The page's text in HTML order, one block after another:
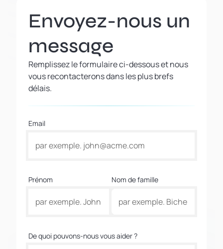
Envoyez-nous un
message
Remplissez le formulaire ci-dessous et nous
vous recontacterons dans les plus brefs
délais.
Email
Prénom Nom de famille
De quoi pouvons-nous vous aider ?